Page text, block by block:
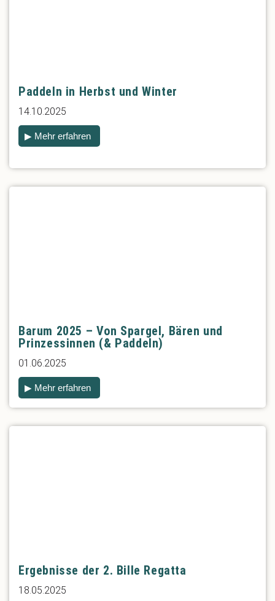
Paddeln in Herbst und Winter
14.10.2025
▶ Mehr erfahren
Barum 2025 – Von Spargel, Bären und
Prinzessinnen (& Paddeln)
01.06.2025
▶ Mehr erfahren
Ergebnisse der 2. Bille Regatta
18.05.2025